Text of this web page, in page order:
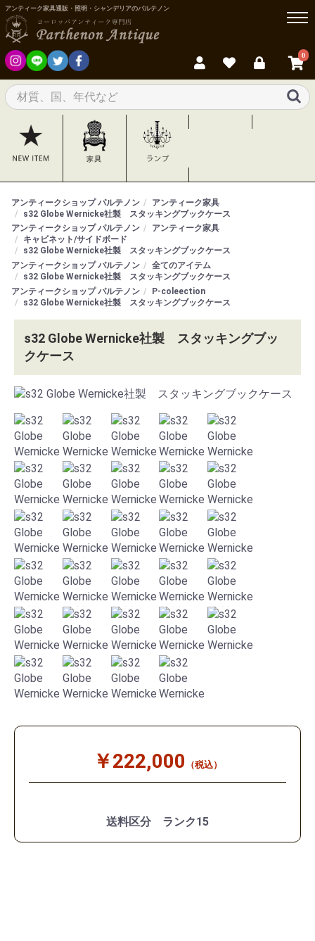
アンティーク家具通販・照明・シャンデリアのパルテノン
0
アンティークショップ パルテノン
アンティーク家具
s32 Globe Wernicke社製 スタッキングブックケース
アンティークショップ パルテノン
アンティーク家具
キャビネット/サイドボード
s32 Globe Wernicke社製 スタッキングブックケース
アンティークショップ パルテノン
全てのアイテム
s32 Globe Wernicke社製 スタッキングブックケース
アンティークショップ パルテノン
P-coleection
s32 Globe Wernicke社製 スタッキングブックケース
s32 Globe Wernicke社製 スタッキングブッ
クケース
￥222,000 （税込）
送料区分 ランク15